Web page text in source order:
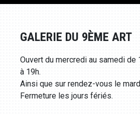
GALERIE DU 9ÈME ART
Ouvert du mercredi au samedi de
à 19h.
Ainsi que sur rendez-vous le
Fermeture les jours fériés.